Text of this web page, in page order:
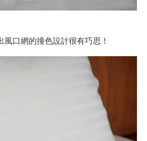
口網的撞色設計很有巧思！